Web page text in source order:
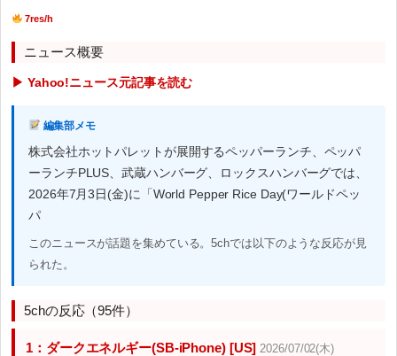
7res/h
ニュース概要
▶ Yahoo!ニュース元記事を読む
編集部メモ
株式会社ホットパレットが展開するペッパーランチ、ペッパ
ーランチPLUS、武蔵ハンバーグ、ロックスハンバーグでは、
2026年7月3日(金)に「World Pepper Rice Day(ワールドペッ
パ
このニュースが話題を集めている。5chでは以下のような反応が見
られた。
5chの反応（95件）
1：ダークエネルギー(SB-iPhone) [US] 2026/07/02(木)